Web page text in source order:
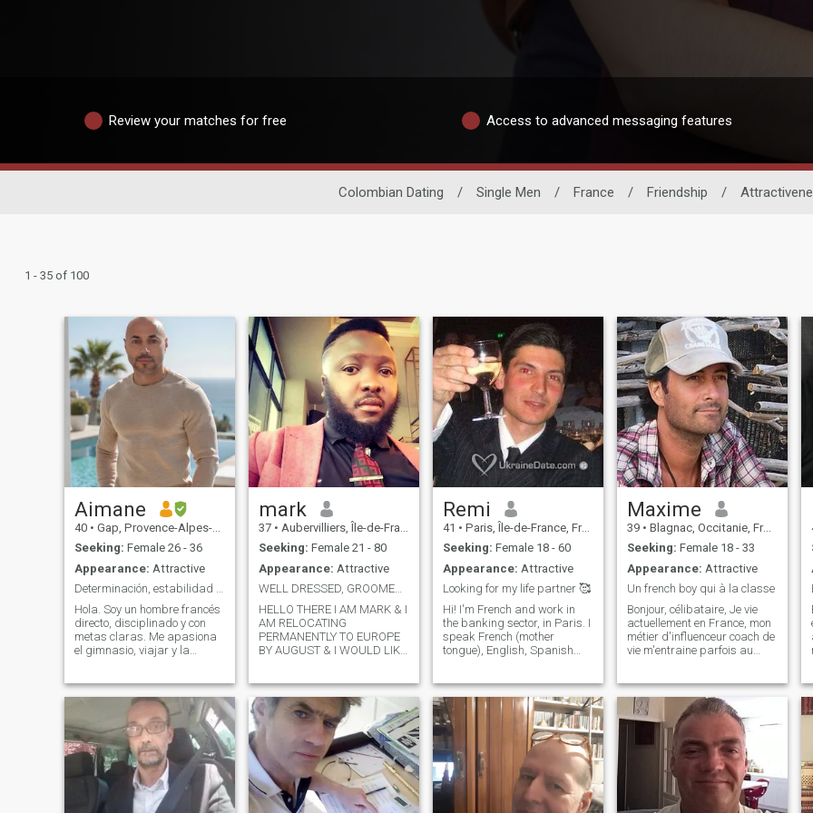
Review your matches for free Access to advanced messaging features
Colombian Dating / Single Men / France / Friendship /
1 - 35 of 100
Aimane
40 • Gap, Provence-Alpes-Côte d'Azur, France
Seeking: Female 26 - 36
Appearance: Attractive
Determinación, estabilidad y el deseo de construir
Hola. Soy un hombre francés
directo, disciplinado y con
metas claras. Me apasiona
el gimnasio, viajar y la
apasionada para construir
algo real y a largo plazo. Si
sabes lo que quieres,
hablemos.
mark
37 • Aubervilliers, Île-de-France, France
Seeking: Female 21 - 80
Appearance: Attractive
WELL DRESSED, GROOMED, MANNERED & CULTURED
HELLO THERE I AM MARK & I
AM RELOCATING
PERMANENTLY TO EUROPE
BY AUGUST & I WOULD LIKE
6FT1, I LOVE TO READ, I AM
A DECENT BLOKE, LIVED IN
SOUTH EAST ASIA ,
SINGAPORE & HONG KONG
FOR MORE THAN 2 DEC
Remi
41 • Paris, Île-de-France, France
Seeking: Female 18 - 60
Appearance: Attractive
Looking for my life partner 🥰
Hi! I'm French and work in
the banking sector, in Paris. I
speak French (mother
tongue), English, Spanish
for a friendly and joyful
woman to share my interests
with. I may meet my
soulmate here, who knows ))
So don't hesitate to drop me
a line! I'm fond of litterature
and cinema. I like Gogol and
Tolstoi but also French,
American, Italian, Czech,
Maxime
39 • Blagnac, Occitanie, France
Seeking: Female 18 - 33
Appearance: Attractive
Un french boy qui à la classe
Bonjour, célibataire, Je vie
actuellement en France, mon
métier d'influenceur coach de
vie m'entraine parfois au
Pléthore, je pense que tu
l'aimeras. Je t'invite dans ta
nouvelle vie avec moi qu